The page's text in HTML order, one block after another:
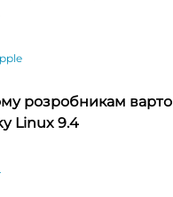
розробникам варто
Linux 9.4